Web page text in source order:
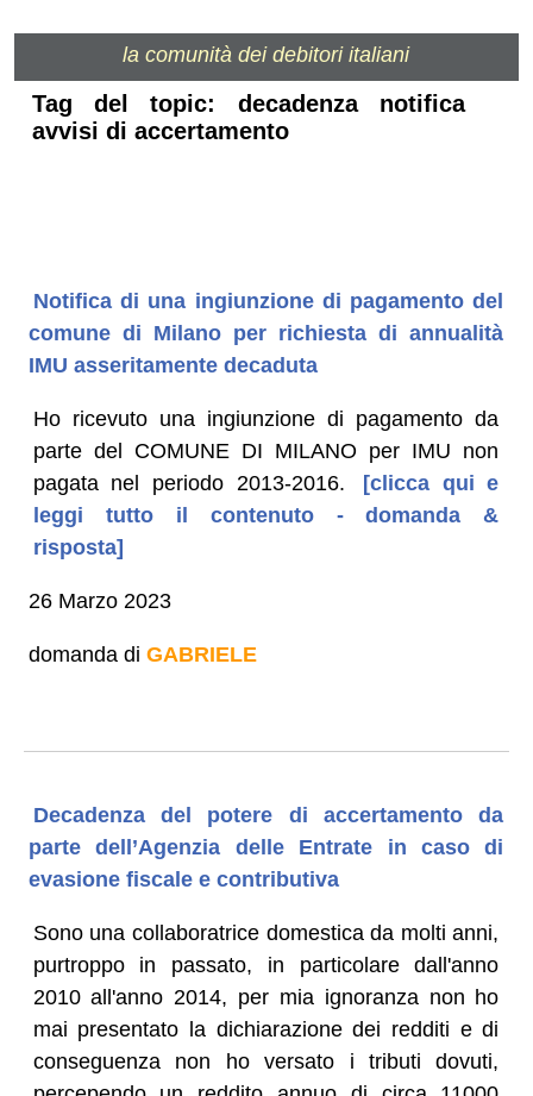
la comunità dei debitori italiani
Tag del topic: decadenza notifica
avvisi di accertamento
Notifica di una ingiunzione di pagamento del
comune di Milano per richiesta di annualità
IMU asseritamente decaduta
Ho ricevuto una ingiunzione di pagamento da
parte del COMUNE DI MILANO per IMU non
pagata nel periodo 2013-2016.
[clicca qui e
leggi tutto il contenuto - domanda &
risposta]
26 Marzo 2023
domanda di GABRIELE
Decadenza del potere di accertamento da
parte dell’Agenzia delle Entrate in caso di
evasione fiscale e contributiva
Sono una collaboratrice domestica da molti anni,
purtroppo in passato, in particolare dall'anno
2010 all'anno 2014, per mia ignoranza non ho
mai presentato la dichiarazione dei redditi e di
conseguenza non ho versato i tributi dovuti,